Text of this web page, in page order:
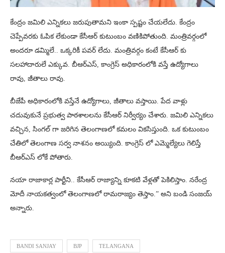
కేంద్రం జమిలి ఎన్నికలు జరుపుతామని ఇంకా స్పష్టం చేయలేదు. కేంద్రం
చెప్పేవరకు ఓపిక లేకుండా కేసీఆర్ కుటుంబం వణికిపోతుంది. మంత్రివర్గంలో
అందరూ డమ్మిలే.. ఒక్కరికీ పవర్ లేదు. మంత్రివర్గం కంటే కేసీఆర్ కు
సలహాదారులే ఎక్కువ. బీఆర్ఎస్, కాంగ్రెస్ అధికారంలోకి వస్తే ఉద్యోగాలు
రావు, జీతాలు రావు.
బీజేపీ అధికారంలోకి వస్తేనే ఉద్యోగాలు, జీతాలు వస్తాయి. పేద వాళ్లు
చదువుకునే ప్రభుత్వ పాఠశాలలను కేసీఆర్ నిర్వీర్యం చేశారు. జమిలి ఎన్నికలు
వచ్చిన, సింగల్ గా జరిగిన తెలంగాణలో కమలం వికసిస్తుంది. ఒక కుటుంబం
చేతిలో తెలంగాణ సర్వ నాశనం అయ్యింది. కాంగ్రెస్ లో ఎమ్మెల్యేలు గెలిస్తే
బీఆర్ఎస్ లోకే పోతారు.
నయా రాజాకార్ల పార్టీని.. కేసీఆర్ రాజ్యాన్ని కూకటి వేళ్లతో పెకిలిస్తాం. నరేంద్ర
మోదీ నాయకత్వంలో తెలంగాణలో రామరాజ్యం తెస్తాం.” అని బండి సంజయ్
అన్నారు.
BANDI SANJAY BJP TELANGANA